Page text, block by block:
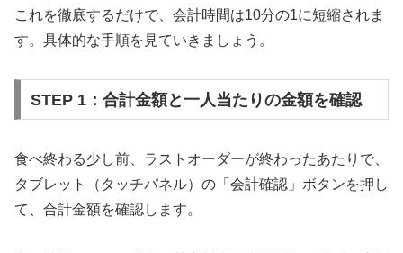
これを徹底するだけで、会計時間は10分の1に短縮されま
す。具体的な手順を見ていきましょう。
STEP 1：合計金額と一人当たりの金額を確認
食べ終わる少し前、ラストオーダーが終わったあたりで、
タブレット（タッチパネル）の「会計確認」ボタンを押し
て、合計金額を確認します。